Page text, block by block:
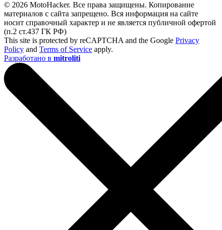
© 2026 MotoHacker. Все права защищены. Копирование
материалов с сайта запрещено. Вся информация на сайте
носит справочный характер и не является публичной офертой
(п.2 ст.437 ГК РФ)
This site is protected by reCAPTCHA and the Google Privacy
Policy and Terms of Service apply.
Разработано в mitroliti